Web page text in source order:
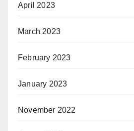
April 2023
March 2023
February 2023
January 2023
November 2022